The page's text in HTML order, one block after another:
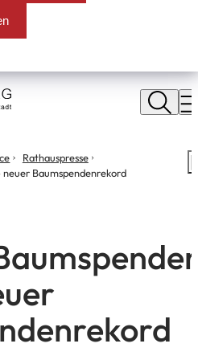
Rathauspresse
Baumspendenrekord